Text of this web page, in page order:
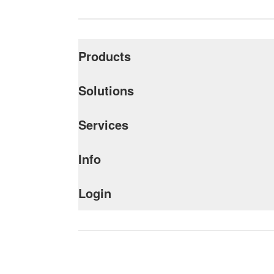
Products
Solutions
Services
Info
Login